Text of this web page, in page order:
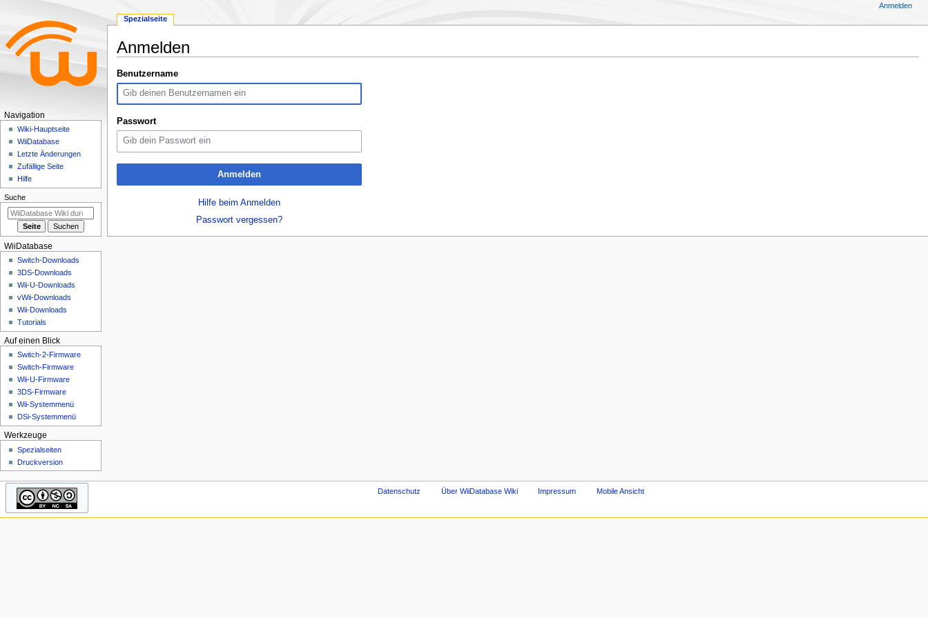
Anmelden
Zur
Navigation
Zur
Suche
Benutzername
Passwort
Anmelden
Hilfe beim Anmelden
Passwort vergessen?
N
a
o
n
m
ü
Spezialseite
Anmelden
Navigation
Wiki-Hauptseite
WiiDatabase
Letzte Änderungen
Zufällige Seite
Hilfe
Suche
WiiDatabase
Switch-Downloads
3DS-Downloads
Wii-U-Downloads
vWii-Downloads
Wii-Downloads
Tutorials
Auf einen Blick
Switch-2-Firmware
Switch-Firmware
Wii-U-Firmware
3DS-Firmware
Wii-Systemmenü
DSi-Systemmenü
Werkzeuge
Spezialseiten
Druckversion
Datenschutz Über WiiDatabase Wiki Impressum Mobile Ansicht